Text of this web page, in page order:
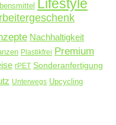
Lifestyle
Nachhaltigkeit
Plastikfrei Premium
rPET Sonderanfertigung
Unterwegs Upcycling